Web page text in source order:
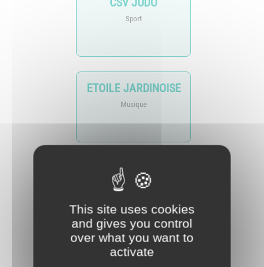
Sport
ETOILE JARDINOISE
Musique
FNACA
GYM VOLONTAIRE ET YOGA
This site uses cookies
and gives you control
over what you want to
activate